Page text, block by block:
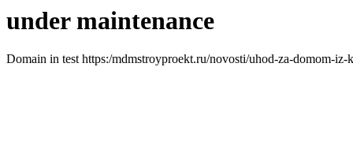
under maintenance
Domain in test https:/mdmstroyproekt.ru/novosti/uhod-za-domom-